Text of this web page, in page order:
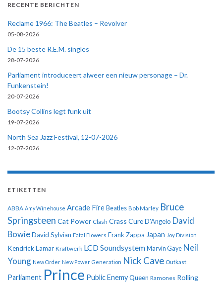
RECENTE BERICHTEN
Reclame 1966: The Beatles – Revolver
05-08-2026
De 15 beste R.E.M. singles
28-07-2026
Parliament introduceert alweer een nieuw personage – Dr.
Funkenstein!
20-07-2026
Bootsy Collins legt funk uit
19-07-2026
North Sea Jazz Festival, 12-07-2026
12-07-2026
ETIKETTEN
ABBA Amy Winehouse Arcade Fire Beatles Bob Marley Bruce
Springsteen Cat Power Clash Crass CureD'Angelo David
BowieDavid Sylvian Fatal Flowers Frank Zappa Japan Joy Division
Kendrick Lamar Kraftwerk LCD Soundsystem Marvin Gaye Neil
Young New Order New Power Generation Nick Cave Outkast
Parliament Prince Public EnemyQueen Ramones Rolling